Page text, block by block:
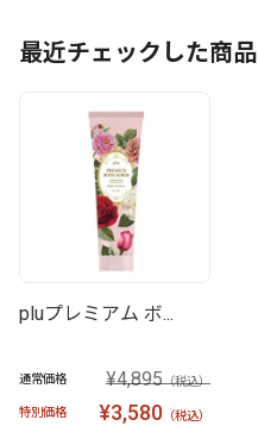
最近チェックした商品
pluプレミアム ボ...
通常価格 ¥4,895（税込）
特別価格
¥3,580（税込）